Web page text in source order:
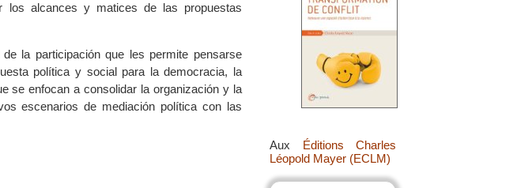
Aux Éditions Charles
Léopold Mayer (ECLM)
los alcances y matices de las propuestas
la participación que les permite pensarse
política y social para la democracia, la
se enfocan a consolidar la organización y la
escenarios de mediación política con las